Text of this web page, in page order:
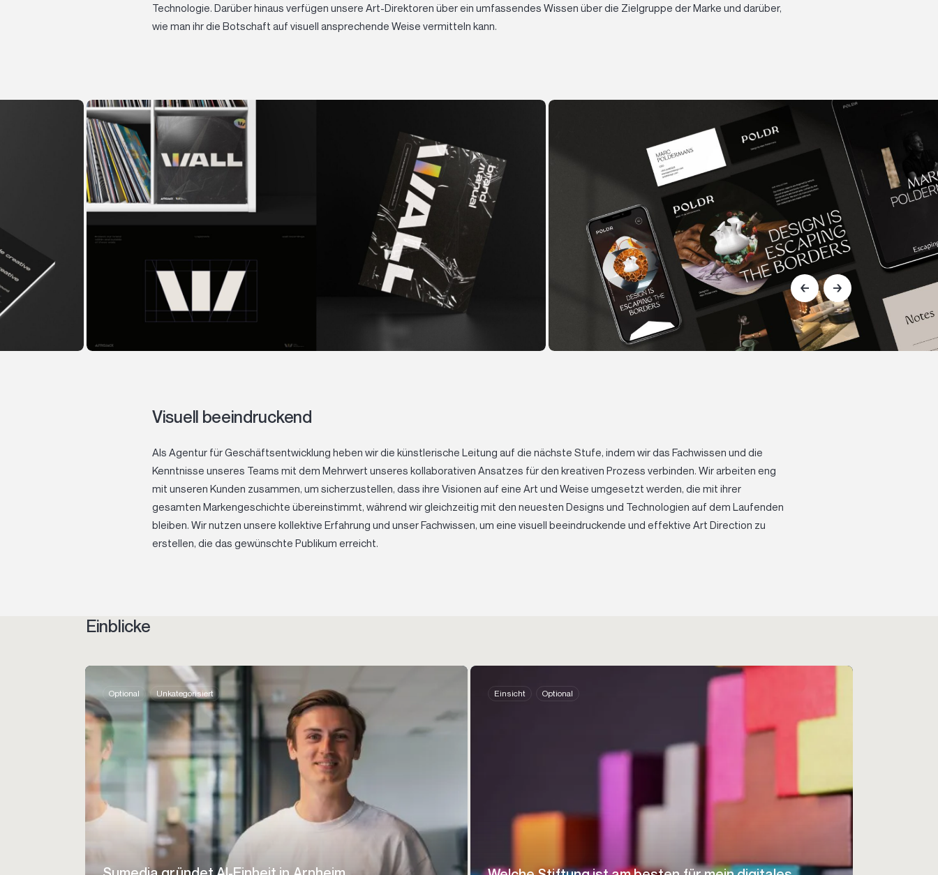
Technologie. Darüber hinaus verfügen unsere Art-Direktoren über ein umfassendes Wissen über die Zielgruppe der Marke und darüber,
wie man ihr die Botschaft auf visuell ansprechende Weise vermitteln kann.
Visuell beeindruckend
Als Agentur für Geschäftsentwicklung heben wir die künstlerische Leitung auf die nächste Stufe, indem wir das Fachwissen und die
Kenntnisse unseres Teams mit dem Mehrwert unseres kollaborativen Ansatzes für den kreativen Prozess verbinden. Wir arbeiten eng
mit unseren Kunden zusammen, um sicherzustellen, dass ihre Visionen auf eine Art und Weise umgesetzt werden, die mit ihrer
gesamten Markengeschichte übereinstimmt, während wir gleichzeitig mit den neuesten Designs und Technologien auf dem Laufenden
bleiben. Wir nutzen unsere kollektive Erfahrung und unser Fachwissen, um eine visuell beeindruckende und effektive Art Direction zu
erstellen, die das gewünschte Publikum erreicht.
Einblicke
Optional Unkategorisiert Einsicht Optional